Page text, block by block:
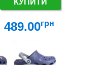
КУПИТИ
– легке взуття для дому,
489.00грн